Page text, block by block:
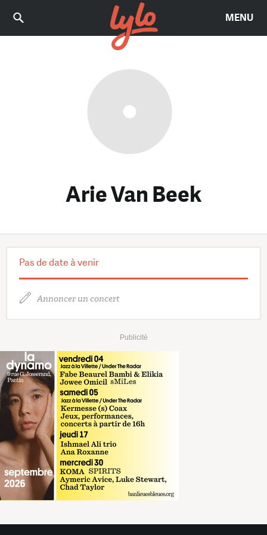
MENU
Arie Van Beek
Pas de date à venir
Annoncer un concert
Publicité